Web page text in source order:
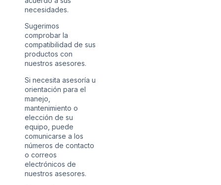
necesidades.
Sugerimos
comprobar la
compatibilidad de sus
productos con
nuestros asesores.
Si necesita asesoría u
orientación para el
manejo,
mantenimiento o
elección de su
equipo, puede
comunicarse a los
números de contacto
o correos
electrónicos de
nuestros asesores.